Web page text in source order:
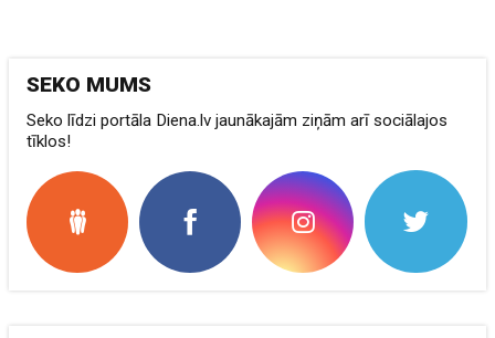
SEKO MUMS
Seko līdzi portāla Diena.lv jaunākajām ziņām arī sociālajos
tīklos!